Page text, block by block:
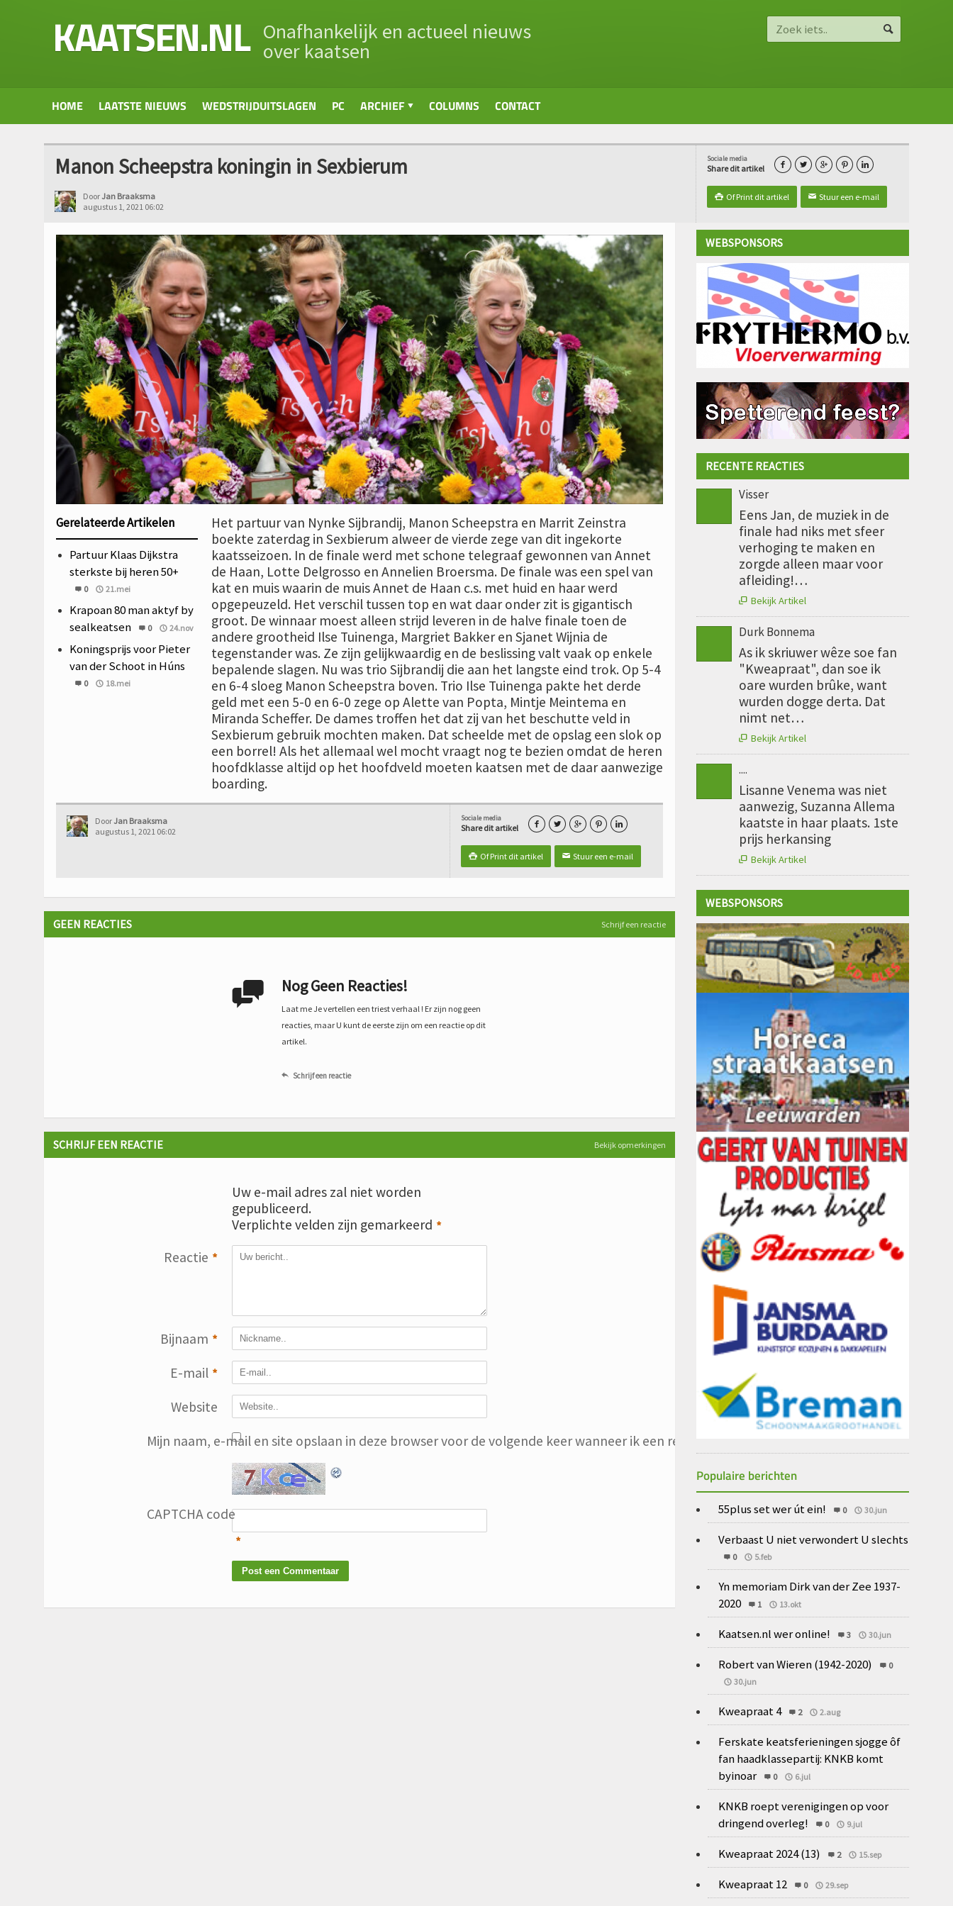
KAATSEN.NL Onafhankelijk en actueel nieuws
over kaatsen
HOME LAATSTE NIEUWS WEDSTRIJDUITSLAGEN PC ARCHIEF COLUMNS CONTACT
Sociale media
Share dit artikel     
 Of Print dit artikel ✉ Stuur een e-mail
Manon Scheepstra koningin in Sexbierum
DoorJan Braaksma
augustus 1, 2021 06:02
Gerelateerde Artikelen
Partuur Klaas Dijkstra
sterkste bij heren 50+
0 21.mei
Krapoan 80 man aktyf by
sealkeatsen
0 24.nov
Koningsprijs voor Pieter
van der Schoot in Húns
0 18.mei
Het partuur van Nynke Sijbrandij, Manon Scheepstra en Marrit Zeinstra
boekte zaterdag in Sexbierum alweer de vierde zege van dit ingekorte
kaatsseizoen. In de finale werd met schone telegraaf gewonnen van Annet
de Haan, Lotte Delgrosso en Annelien Broersma. De finale was een spel van
kat en muis waarin de muis Annet de Haan c.s. met huid en haar werd
opgepeuzeld. Het verschil tussen top en wat daar onder zit is gigantisch
groot. De winnaar moest alleen strijd leveren in de halve finale toen de
andere grootheid Ilse Tuinenga, Margriet Bakker en Sjanet Wijnia de
tegenstander was. Ze zijn gelijkwaardig en de beslissing valt vaak op enkele
bepalende slagen. Nu was trio Sijbrandij die aan het langste eind trok. Op 5-4
en 6-4 sloeg Manon Scheepstra boven. Trio Ilse Tuinenga pakte het derde
geld met een 5-0 en 6-0 zege op Alette van Popta, Mintje Meintema en
Miranda Scheffer. De dames troffen het dat zij van het beschutte veld in
Sexbierum gebruik mochten maken. Dat scheelde met de opslag een slok op
een borrel! Als het allemaal wel mocht vraagt nog te bezien omdat de heren
hoofdklasse altijd op het hoofdveld moeten kaatsen met de daar aanwezige
boarding.
Sociale media
Share dit artikel     
 Of Print dit artikel ✉ Stuur een e-mail
DoorJan Braaksma
augustus 1, 2021 06:02
Schrijf een reactie
GEEN REACTIES
 Nog Geen Reacties!
Laat me Je vertellen een triest verhaal ! Er zijn nog geen
reacties, maar U kunt de eerste zijn om een reactie op dit
artikel.
 Schrijf een reactie
Bekijk opmerkingen
SCHRIJF EEN REACTIE
Uw e-mail adres zal niet worden
gepubliceerd.
Verplichte velden zijn gemarkeerd *
Reactie *
Bijnaam *
E-mail *
Website
Mijn naam, e-mail en site opslaan in deze browser voor de volgende keer wanneer ik een reactie plaats.
CAPTCHA code
*
WEBSPONSORS
RECENTE REACTIES
Visser
Eens Jan, de muziek in de
finale had niks met sfeer
verhoging te maken en
zorgde alleen maar voor
afleiding!…
 Bekijk Artikel
Durk Bonnema
As ik skriuwer wêze soe fan
"Kweapraat", dan soe ik
oare wurden brûke, want
wurden dogge derta. Dat
nimt net…
 Bekijk Artikel
....
Lisanne Venema was niet
aanwezig, Suzanna Allema
kaatste in haar plaats. 1ste
prijs herkansing
 Bekijk Artikel
WEBSPONSORS
Populaire berichten
55plus set wer út ein! 0 30.jun
Verbaast U niet verwondert U slechts
0 5.feb
Yn memoriam Dirk van der Zee 1937-
2020
1 13.okt
Kaatsen.nl wer online! 3 30.jun
Robert van Wieren (1942-2020)
0
30.jun
Kweapraat 4 2 2.aug
Ferskate keatsferieningen sjogge ôf
fan haadklassepartij: KNKB komt
byinoar
0 6.jul
KNKB roept verenigingen op voor
dringend overleg!
0 9.jul
Kweapraat 2024 (13) 2 15.sep
Kweapraat 12 0 29.sep